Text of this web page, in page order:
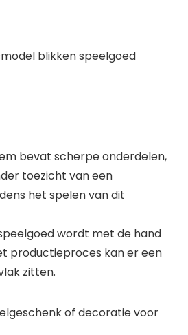
blikken speelgoed
bevat scherpe onderdelen,
toezicht van een
het spelen van dit
wordt met de hand
productieproces kan er een
zitten.
of decoratie voor